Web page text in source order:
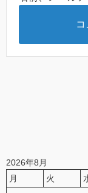
2026年8月
月
火